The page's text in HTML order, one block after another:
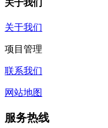
关于我们
关于我们
项目管理
联系我们
网站地图
服务热线